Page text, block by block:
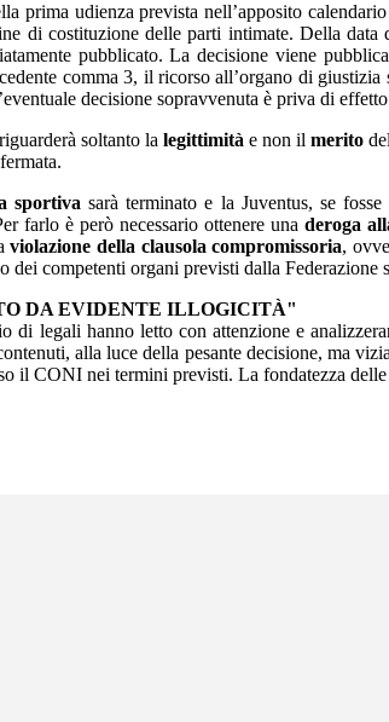
prima udienza prevista nell’apposito
di costituzione delle parti intimate. Della
pubblicato. La decisione viene
comma 3, il ricorso all’organo di
decisione sopravvenuta è priva di
soltanto lalegittimità e non ilmerito
sportiva sarà terminato e la Juventus, se
farlo è però necessario ottenere unaderoga
violazione della clausola compromissoria,
competenti organi previsti dalla Federazione
DA EVIDENTE ILLOGICITÀ"
di legali hanno letto con attenzione e
alla luce della pesante decisione, ma
il CONI nei termini previsti. La fondatezza